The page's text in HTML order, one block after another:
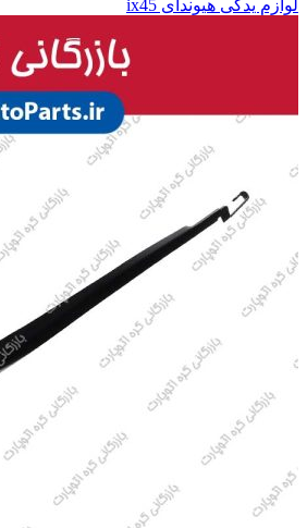
لوازم یدکی هیوندای ix45